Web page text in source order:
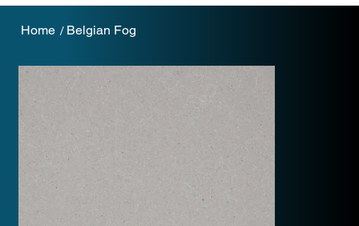
Home / Belgian Fog